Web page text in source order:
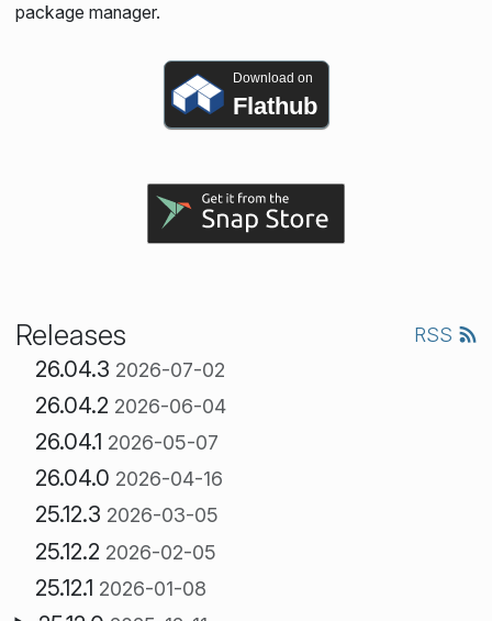
package manager.
Download on
Flathub
Releases RSS
26.04.3 2026-07-02
26.04.2 2026-06-04
26.04.1 2026-05-07
26.04.0 2026-04-16
25.12.3 2026-03-05
25.12.2 2026-02-05
25.12.1 2026-01-08